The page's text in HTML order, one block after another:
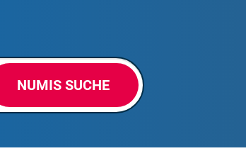
NUMIS SUCHE